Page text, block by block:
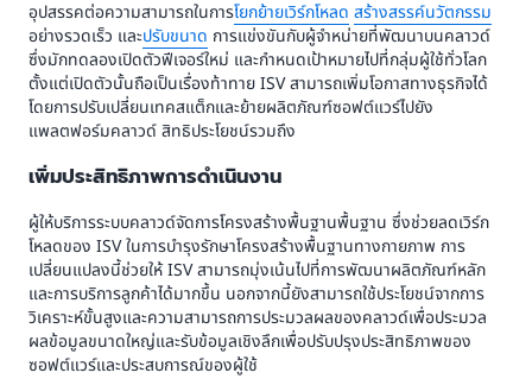
อุปสรรคต่อความสามารถในการโยกย้ายเวิร์กโหลด สร้างสรรค์นวัตกรรม
อย่างรวดเร็ว และปรับขนาด การแข่งขันกับผู้จำหน่ายที่พัฒนาบนคลาวด์
ซึ่งมักทดลองเปิดตัวฟีเจอร์ใหม่ และกำหนดเป้าหมายไปที่กลุ่มผู้ใช้ทั่วโลก
ตั้งแต่เปิดตัวนั้นถือเป็นเรื่องท้าทาย ISV สามารถเพิ่มโอกาสทางธุรกิจได้
โดยการปรับเปลี่ยนเทคสแต็กและย้ายผลิตภัณฑ์ซอฟต์แวร์ไปยัง
แพลตฟอร์มคลาวด์ สิทธิประโยชน์รวมถึง
เพิ่มประสิทธิภาพการดำเนินงาน
ผู้ให้บริการระบบคลาวด์จัดการโครงสร้างพื้นฐานพื้นฐาน ซึ่งช่วยลดเวิร์ก
โหลดของ ISV ในการบำรุงรักษาโครงสร้างพื้นฐานทางกายภาพ การ
เปลี่ยนแปลงนี้ช่วยให้ ISV สามารถมุ่งเน้นไปที่การพัฒนาผลิตภัณฑ์หลัก
และการบริการลูกค้าได้มากขึ้น นอกจากนี้ยังสามารถใช้ประโยชน์จากการ
วิเคราะห์ขั้นสูงและความสามารถการประมวลผลของคลาวด์เพื่อประมวล
ผลข้อมูลขนาดใหญ่และรับข้อมูลเชิงลึกเพื่อปรับปรุงประสิทธิภาพของ
ซอฟต์แวร์และประสบการณ์ของผู้ใช้